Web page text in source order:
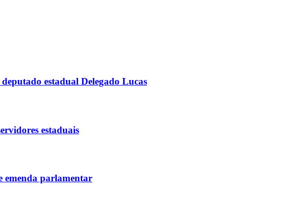
estadual Delegado Lucas
estaduais
emenda parlamentar